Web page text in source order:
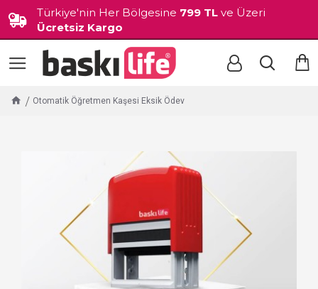
Türkiye'nin Her Bölgesine 799 TL ve Üzeri
Ücretsiz Kargo
Otomatik Öğretmen Kaşesi Eksik Ödev